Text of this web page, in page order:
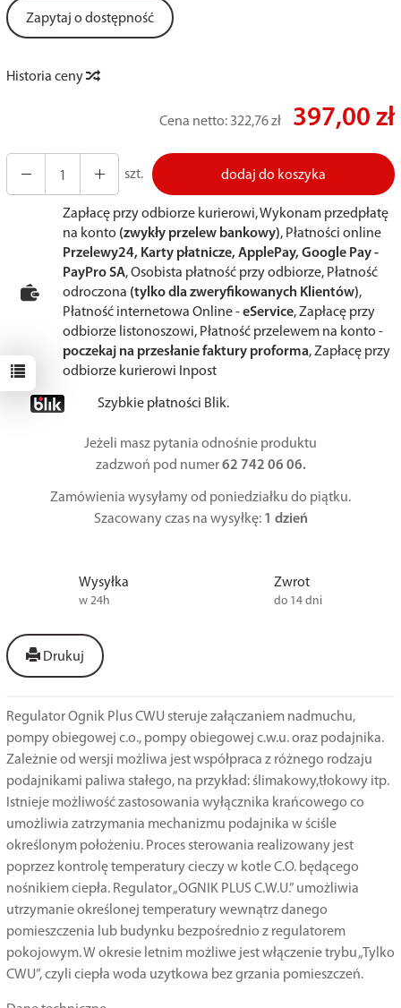
Zapytaj o dostępność
Historia ceny
Cena netto: 322,76 zł 397,00 zł
szt. dodaj do koszyka
Zapłacę przy odbiorze kurierowi, Wykonam przedpłatę
na konto (zwykły przelew bankowy), Płatności online
Przelewy24, Karty płatnicze, ApplePay, Google Pay -
PayPro SA, Osobista płatność przy odbiorze, Płatność
odroczona (tylko dla zweryfikowanych Klientów),
Płatność internetowa Online -eService, Zapłacę przy
odbiorze listonoszowi, Płatność przelewem na konto -
poczekaj na przesłanie faktury proforma, Zapłacę przy
odbiorze kurierowi Inpost
Szybkie płatności Blik.
Jeżeli masz pytania odnośnie produktu
zadzwoń pod numer62 742 06 06.
Zamówienia wysyłamy od poniedziałku do piątku.
Szacowany czas na wysyłkę: 1 dzień
Wysyłka
w 24h
Zwrot
do 14 dni
Drukuj
Regulator Ognik Plus CWU steruje załączaniem nadmuchu,
pompy obiegowej c.o., pompy obiegowej c.w.u. oraz podajnika.
Zależnie od wersji możliwa jest współpraca z różnego rodzaju
podajnikami paliwa stałego, na przykład: ślimakowy,tłokowy itp.
Istnieje możliwość zastosowania wyłącznika krańcowego co
umożliwia zatrzymania mechanizmu podajnika w ściśle
określonym położeniu. Proces sterowania realizowany jest
poprzez kontrolę temperatury cieczy w kotle C.O. będącego
nośnikiem ciepła. Regulator „OGNIK PLUS C.W.U.” umożliwia
utrzymanie określonej temperatury wewnątrz danego
pomieszczenia lub budynku bezpośrednio z regulatorem
pokojowym. W okresie letnim możliwe jest włączenie trybu „Tylko
CWU”, czyli ciepła woda uzytkowa bez grzania pomieszczeń.